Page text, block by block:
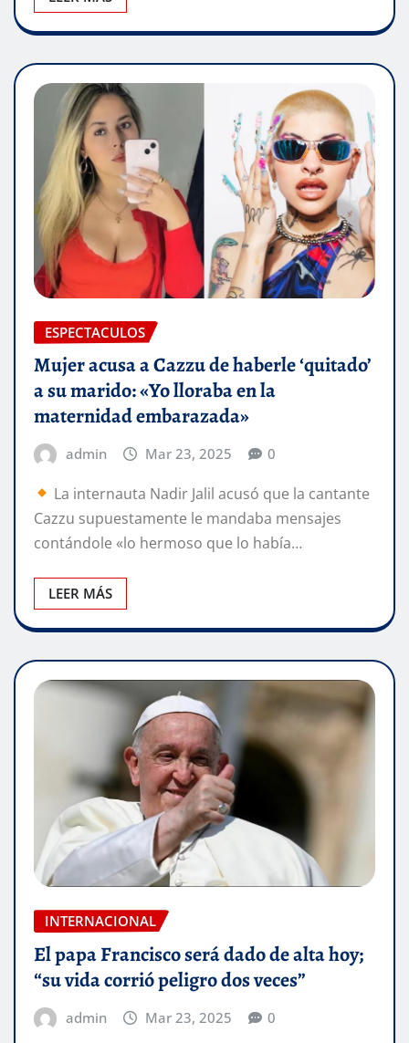
ESPECTACULOS
Mujer acusa a Cazzu de haberle ‘quitado’
a su marido: «Yo lloraba en la
maternidad embarazada»
admin Mar 23, 2025 0
La internauta Nadir Jalil acusó que la cantante
Cazzu supuestamente le mandaba mensajes
contándole «lo hermoso que lo había…
LEER MÁS
INTERNACIONAL
El papa Francisco será dado de alta hoy;
“su vida corrió peligro dos veces”
admin Mar 23, 2025 0